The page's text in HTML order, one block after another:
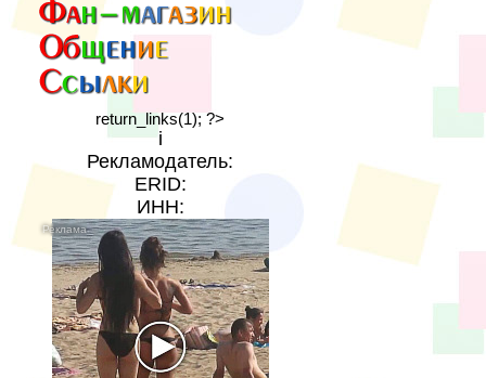
return_links(1); ?>
i
Рекламодатель:
ERID:
ИНН: